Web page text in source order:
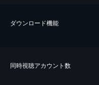
ダウンロード機能
同時視聴アカウント数